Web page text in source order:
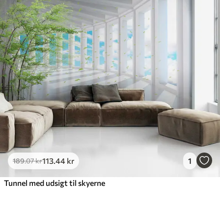
189.07kr113.44 kr 1
Tunnel med udsigt til skyerne